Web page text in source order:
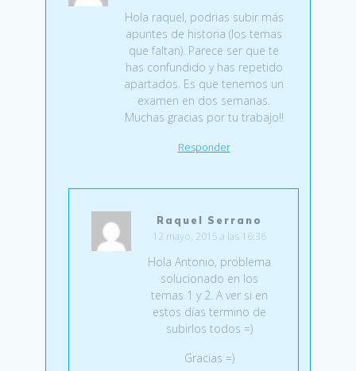
Hola raquel, podrias subir más
apuntes de historia (los temas
que faltan). Parece ser que te
has confundido y has repetido
apartados. Es que tenemos un
examen en dos semanas.
Muchas gracias por tu trabajo!!
Responder
Raquel Serrano
12 mayo, 2015 a las 16:36
Hola Antonio, problema
solucionado en los
temas 1 y 2. A ver si en
estos días termino de
subirlos todos =)
Gracias =)